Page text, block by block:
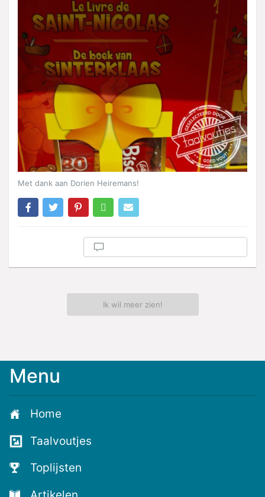
Met dank aan Dorien Heiremans!
Ik wil meer zien!
Meld
voor
de
nieuwste
voutjes
en
de
Menu
Home
Taalvoutjes
Toplijsten